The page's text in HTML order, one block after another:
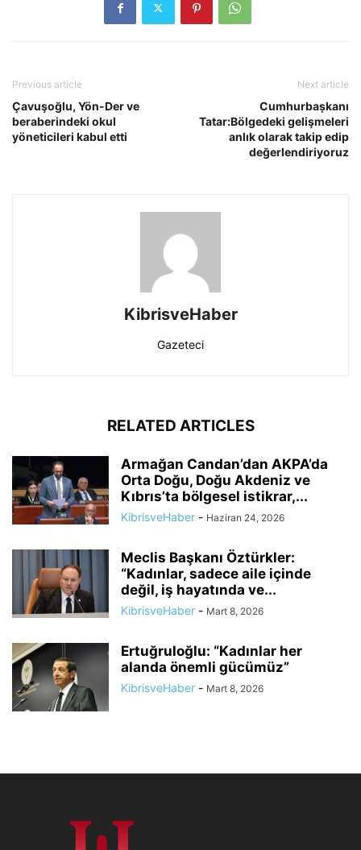
Previous article
Çavuşoğlu, Yön-Der ve
beraberindeki okul
yöneticileri kabul etti
Next article
Cumhurbaṣkanı
Tatar:Bölgedeki gelişmeleri
anlık olarak takip edip
değerlendiriyoruz
KibrisveHaber
Gazeteci
RELATED ARTICLES
Armağan Candan’dan AKPA’da
Orta Doğu, Doğu Akdeniz ve
Kıbrıs’ta bölgesel istikrar,...
KibrisveHaber - Haziran 24, 2026
Meclis Başkanı Öztürkler:
“Kadınlar, sadece aile içinde
değil, iş hayatında ve...
KibrisveHaber - Mart 8, 2026
Ertuğruloğlu: “Kadınlar her
alanda önemli gücümüz”
KibrisveHaber - Mart 8, 2026